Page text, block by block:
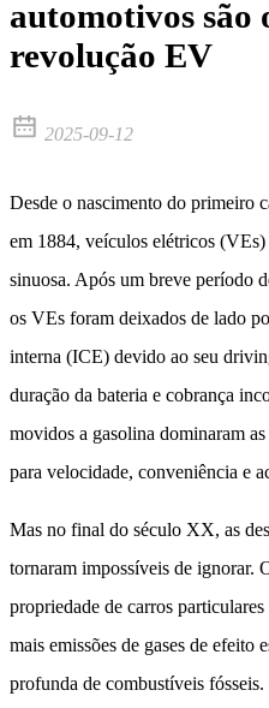
automotivos são
revolução EV
2025-09-12
Desde o nascimento do primeiro
em 1884, veículos elétricos
sinuosa. Após um breve período
os VEs foram deixados de lado
interna (ICE) devido ao seu
duração da bateria e cobrança
movidos a gasolina dominaram
para velocidade, conveniência e
Mas no final do século XX, as
tornaram impossíveis de ignorar.
propriedade de carros
mais emissões de gases de efeito
profunda de combustíveis